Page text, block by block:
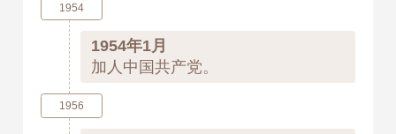
1954
1954年1月
加人中国共产党。
1956